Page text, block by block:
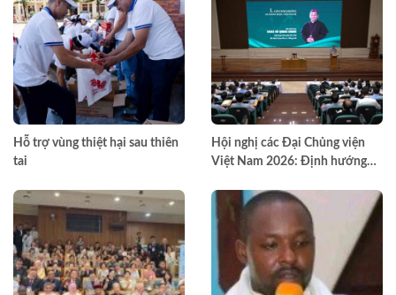
Hỗ trợ vùng thiệt hại sau thiên
tai
Hội nghị các Đại Chủng viện
Việt Nam 2026: Định hướng